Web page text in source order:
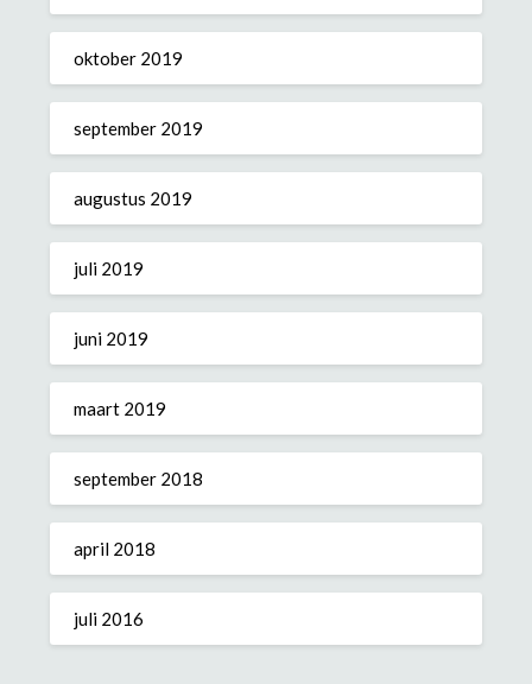
oktober 2019
september 2019
augustus 2019
juli 2019
juni 2019
maart 2019
september 2018
april 2018
juli 2016